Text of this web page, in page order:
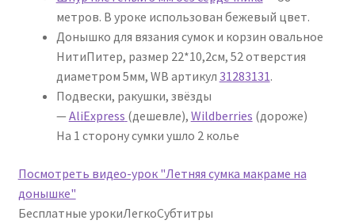
метров. В уроке использован бежевый цвет.
Донышко для вязания сумок и корзин овальное
НитиПитер, размер 22*10,2см, 52 отверстия
диаметром 5мм, WB артикул 31283131.
Подвески, ракушки, звёзды
— AliExpress (дешевле), Wildberries (дороже)
На 1 сторону сумки ушло 2 колье
Посмотреть видео-урок "Летняя сумка макраме на
донышке"
Бесплатные урокиЛегкоСубтитры